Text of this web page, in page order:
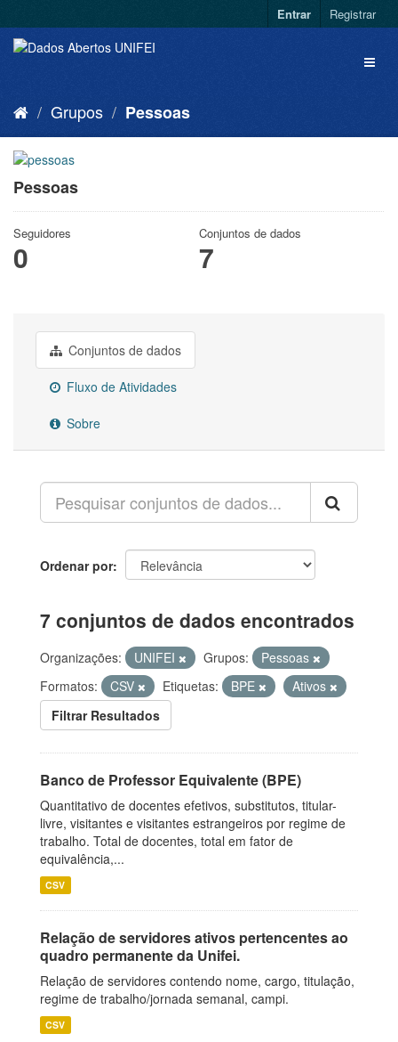
Entrar Registrar
Grupos Pessoas
Pessoas
Seguidores
0
Conjuntos de dados
7
Conjuntos de dados
Fluxo de Atividades
Sobre
Ordenar por
7 conjuntos de dados encontrados
Organizações: UNIFEI Grupos:
Pessoas
Formatos:
CSV Etiquetas: BPE
Ativos
Filtrar Resultados
Banco de Professor Equivalente (BPE)
Quantitativo de docentes efetivos, substitutos, titular-
livre, visitantes e visitantes estrangeiros por regime de
trabalho. Total de docentes, total em fator de
equivalência,...
CSV
Relação de servidores ativos pertencentes ao
quadro permanente da Unifei.
Relação de servidores contendo nome, cargo, titulação,
regime de trabalho/jornada semanal, campi.
CSV